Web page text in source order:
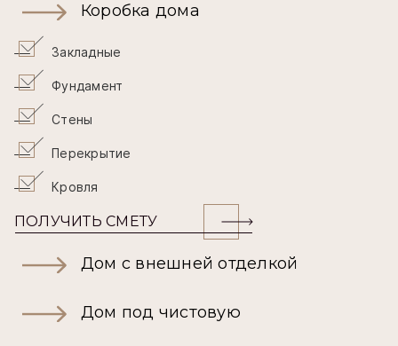
Коробка дома
Закладные
Фундамент
Стены
Перекрытие
Кровля
ПОЛУЧИТЬ СМЕТУ
Дом с внешней отделкой
Дом под чистовую